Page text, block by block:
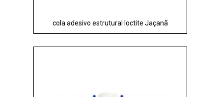
cola adesivo estrutural loctite Jaçanã